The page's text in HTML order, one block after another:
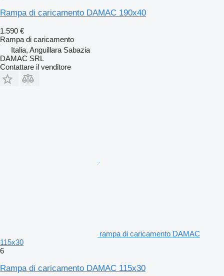
Rampa di caricamento DAMAC 190x40
1.590 €
Rampa di caricamento
Italia, Anguillara Sabazia
DAMAC SRL
Contattare il venditore
rampa di caricamento DAMAC
115x30
6
Rampa di caricamento DAMAC 115x30